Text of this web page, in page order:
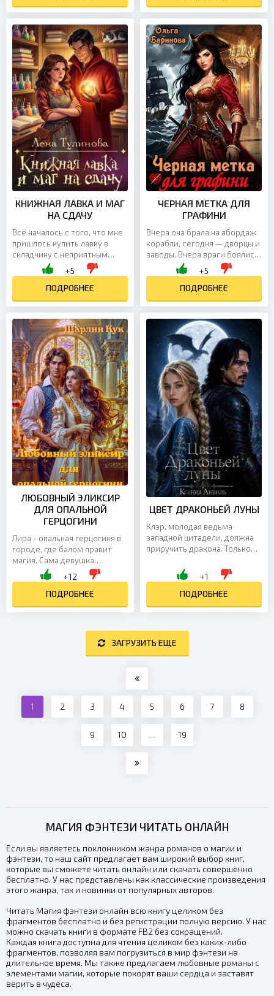
МАГИЯ ФЭНТЕЗИ ЧИТАТЬ ОНЛАЙН
Если вы являетесь поклонником жанра романов о магии и
фэнтези, то наш сайт предлагает вам широкий выбор книг,
которые вы сможете читать онлайн или скачать совершенно
бесплатно. У нас представлены как классические произведения
этого жанра, так и новинки от популярных авторов.
Читать Магия фэнтези онлайн всю книгу целиком без
фрагментов бесплатно и без регистрации полную версию. У нас
можно скачать книги в формате FB2 без сокращений.
Каждая книга доступна для чтения целиком без каких-либо
фрагментов, позволяя вам погрузиться в мир фэнтези на
длительное время. Мы также предлагаем любовные романы с
элементами магии, которые покорят ваши сердца и заставят
верить в чудеса.
КНИЖНАЯ ЛАВКА И МАГ
НА СДАЧУ
Всё началось с того, что мне
пришлось купить лавку в
складчину с неприятным
типом: огненным магом
Пиррианом Праймусом.
Каждый из нас хотел эту
лавку...
+5
ПОДРОБНЕЕ
ЧЕРНАЯ МЕТКА ДЛЯ
ГРАФИНИ
Вчера она брала на абордаж
корабли, сегодня — дворцы и
заводы. Вчера враги боялись
её «Чёрной метки», сегодня
— улыбки на балу. Но титул —
не защита,...
+5
ПОДРОБНЕЕ
ЛЮБОВНЫЙ ЭЛИКСИР
ДЛЯ ОПАЛЬНОЙ
ГЕРЦОГИНИ
Лира - опальная герцогиня в
городе, где балом правит
магия. Сама девушка
происходит из древнего
рода артефакторов, но ее
дар уже многие годы как...
+12
ПОДРОБНЕЕ
ЦВЕТ ДРАКОНЬЕЙ ЛУНЫ
Клэр, молодая ведьма
западной цитадели, должна
приручить дракона. Только
ряд со своими сокурсниками,
которые в скором...
+1
ПОДРОБНЕЕ
ЗАГРУЗИТЬ ЕЩЕ
1 2 3 4 5 6 7 8
9 10 ... 19